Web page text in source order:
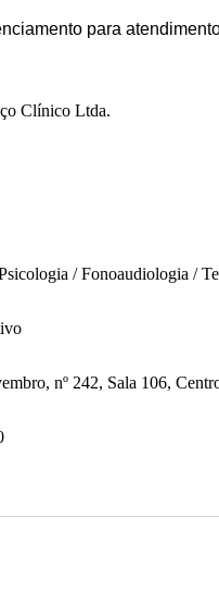
para
Clínico Ltda.
/ Fonoaudiologia /
nº 242, Sala 106,